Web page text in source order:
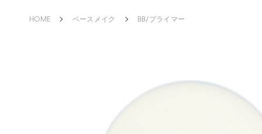
HOME ベースメイク BB/プライマー